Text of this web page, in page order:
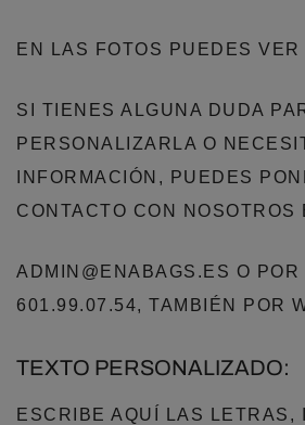
EN LAS FOTOS PUEDES
SI TIENES ALGUNA DUDA
PERSONALIZARLA O
INFORMACIÓN, PUEDES
CONTACTO CON NOSOTROS
ADMIN@ENABAGS.ES O POR
601.99.07.54, TAMBIÉN POR
TEXTO PERSONALIZADO:
ESCRIBE AQUÍ LAS LETRAS,